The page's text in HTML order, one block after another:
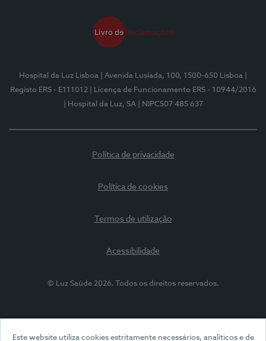
Este website utiliza cookies estritamente necessários, analíticos e de
Hospital da Luz Lisboa | Avenida Lusíada, 100, 1500-650 Lisboa
Registo ERS - E111012
| Licença de Funcionamento ERS - 10944/2016
| Hospital da Luz, SA
| NIPC507 485 637
Política de privacidade
Política de cookies
Termos de utilização
Acessibilidade
© Luz Saúde 2026. Todos os direitos reservados.